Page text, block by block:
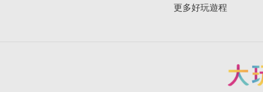
更多好玩遊程